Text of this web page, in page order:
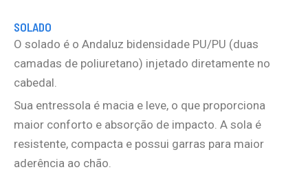
SOLADO
O solado é o Andaluz bidensidade PU/PU (duas
camadas de poliuretano) injetado diretamente no
cabedal.
Sua entressola é macia e leve, o que proporciona
maior conforto e absorção de impacto. A sola é
resistente, compacta e possui garras para maior
aderência ao chão.